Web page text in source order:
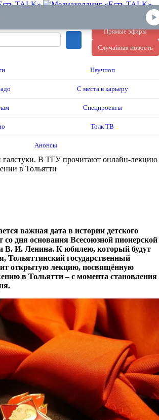
Прямые эфиры
Случайная новость
Научпоп
С места в карьеру
Спецпроекты
Толк ТВ
Анонсы
галстуки. В ТГУ прочитают онлайн-лекцию
в Тольятти
важная дата в истории детского
со дня основания Всесоюзной пионерской
В. И. Ленина. К юбилею, который будут
Тольяттинский государственный
открытую лекцию, посвящённую
в Тольятти – с момента становления